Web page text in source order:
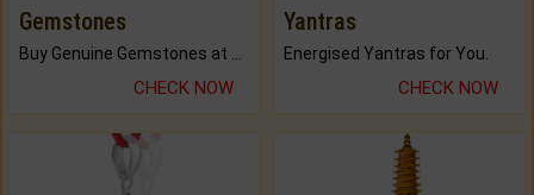
Gemstones
CHECK NOW
Yantras
Energised Yantras for You.
CHECK NOW